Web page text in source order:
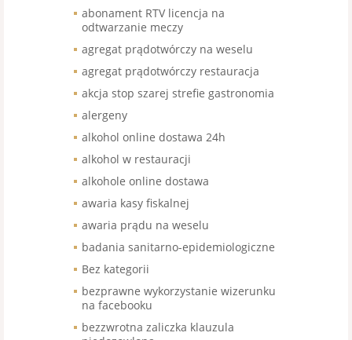
abonament RTV licencja na
odtwarzanie meczy
agregat prądotwórczy na weselu
agregat prądotwórczy restauracja
akcja stop szarej strefie gastronomia
alergeny
alkohol online dostawa 24h
alkohol w restauracji
alkohole online dostawa
awaria kasy fiskalnej
awaria prądu na weselu
badania sanitarno-epidemiologiczne
Bez kategorii
bezprawne wykorzystanie wizerunku
na facebooku
bezzwrotna zaliczka klauzula